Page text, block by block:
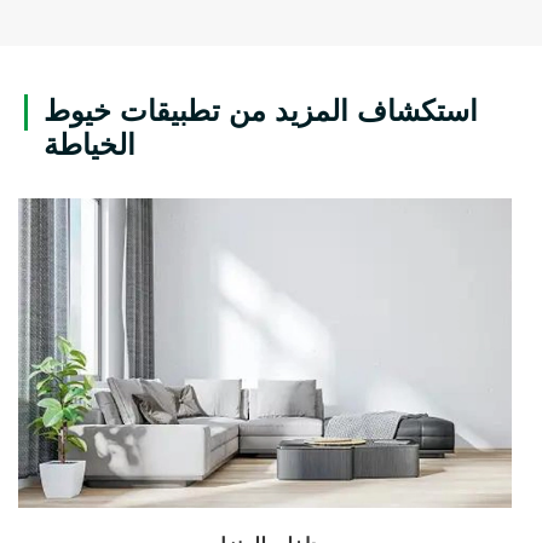
استكشاف المزيد من تطبيقات خيوط
الخياطة